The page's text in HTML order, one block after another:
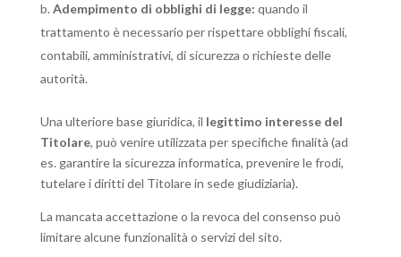
Adempimento di obblighi di legge: quando il
trattamento è necessario per rispettare obblighi fiscali,
contabili, amministrativi, di sicurezza o richieste delle
autorità.
Una ulteriore base giuridica, il legittimo interesse del
Titolare, può venire utilizzata per specifiche finalità (ad
es. garantire la sicurezza informatica, prevenire le frodi,
tutelare i diritti del Titolare in sede giudiziaria).
La mancata accettazione o la revoca del consenso può
limitare alcune funzionalità o servizi del sito.